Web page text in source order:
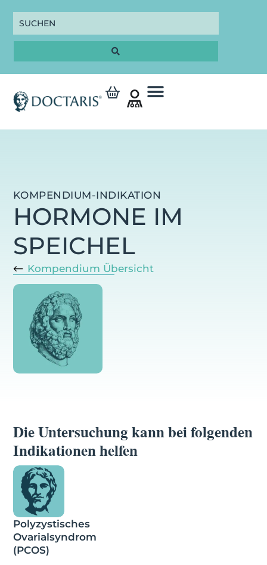
KOMPENDIUM-INDIKATION
HORMONE IM
SPEICHEL
Kompendium Übersicht
Die Untersuchung kann bei folgenden
Indikationen helfen
Polyzystisches
Ovarialsyndrom
(PCOS)